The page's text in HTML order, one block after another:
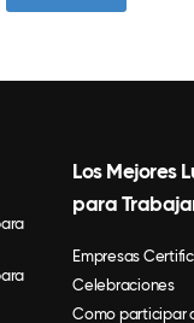
Los Mejores
para
Empresas
Celebraciones
Como participar